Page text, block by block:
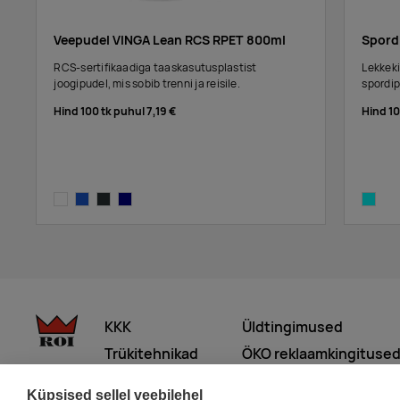
Küpsised sellel veebilehel
Veepudel VINGA Lean RCS RPET 800ml
RCS-sertifikaadiga taaskasutusplastist
joogipudel, mis sobib trenni ja reisile.
Hind 100 tk puhul7,19 € Hind
KKK
Trükitehnikad
Üldtingimused
ÖKO reklaamkingitused